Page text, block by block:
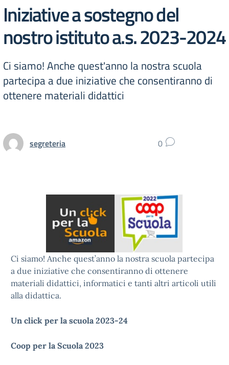
Iniziative a sostegno del
nostro istituto a.s. 2023-2024
Ci siamo! Anche quest'anno la nostra scuola
partecipa a due iniziative che consentiranno di
ottenere materiali didattici
segreteria 0
Ci siamo! Anche quest’anno la nostra scuola partecipa
a due iniziative che consentiranno di ottenere
materiali didattici, informatici e tanti altri articoli utili
alla didattica.
Un click per la scuola 2023-24
Coop per la Scuola 2023